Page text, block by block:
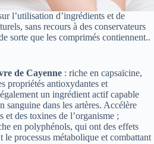
l’utilisation d’ingrédients et de
sans recours à des conservateurs
sorte que les comprimés contiennent..
de Cayenne : riche en capsaïcine,
propriétés antioxydantes et
un ingrédient actif capable
sanguine dans les artères. Accélère
et des toxines de l’organisme ;
en polyphénols, qui ont des effets
le processus métabolique et combattant